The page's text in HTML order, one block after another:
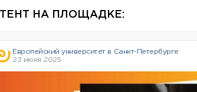
НА ПЛОЩАДКЕ:
Европейский университет в Санкт-Петербурге
23 июня 2025